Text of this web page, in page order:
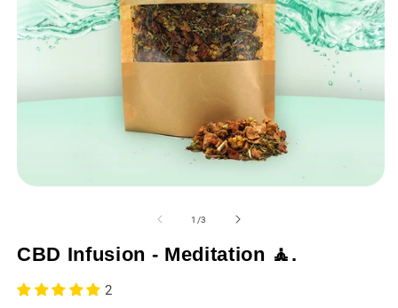
modalen
Fenster
1 /von
3
CBD Infusion - Meditation 🧘.
2